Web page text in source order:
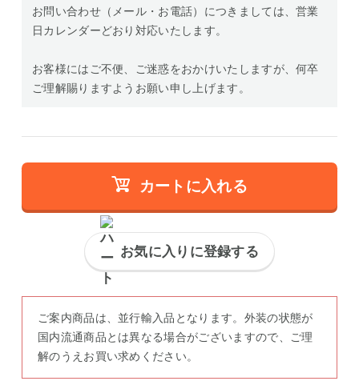
お問い合わせ（メール・お電話）につきましては、営業
日カレンダーどおり対応いたします。
お客様にはご不便、ご迷惑をおかけいたしますが、何卒
ご理解賜りますようお願い申し上げます。
カートに入れる
お気に入りに登録する
ご案内商品は、並行輸入品となります。外装の状態が
国内流通商品とは異なる場合がございますので、ご理
解のうえお買い求めください。